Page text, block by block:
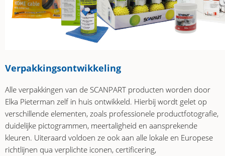
Verpakkingsontwikkeling
Alle verpakkingen van de SCANPART producten worden door
Elka Pieterman zelf in huis ontwikkeld. Hierbij wordt gelet op
verschillende elementen, zoals professionele productfotografie,
duidelijke pictogrammen, meertaligheid en aansprekende
kleuren. Uiteraard voldoen ze ook aan alle lokale en Europese
richtlijnen qua verplichte iconen, certificering,